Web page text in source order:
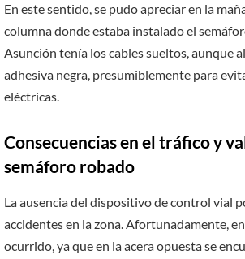
En este sentido, se pudo apreciar en la
columna donde estaba instalado el
Asunción tenía los cables sueltos, aunque
adhesiva negra, presumiblemente para
eléctricas.
Consecuencias en el tráfico y
semáforo robado
La ausencia del dispositivo de control vial
accidentes en la zona. Afortunadamente,
ocurrido, ya que en la acera opuesta se